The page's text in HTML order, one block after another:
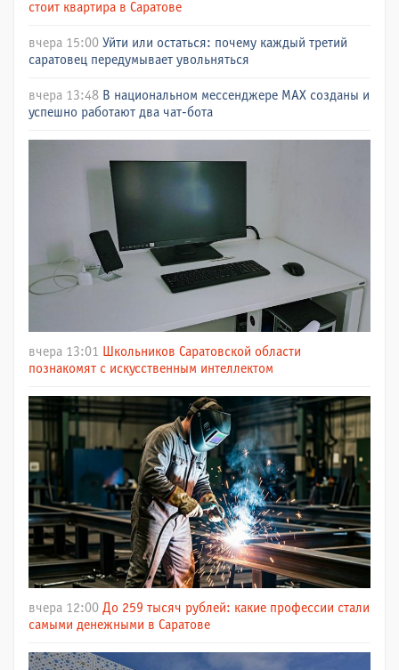
стоит квартира в Саратове
вчера 15:00 Уйти или остаться: почему каждый третий
саратовец передумывает увольняться
вчера 13:48 В национальном мессенджере МАХ созданы и
успешно работают два чат-бота
вчера 13:01 Школьников Саратовской области
познакомят с искусственным интеллектом
вчера 12:00 До 259 тысяч рублей: какие профессии стали
самыми денежными в Саратове